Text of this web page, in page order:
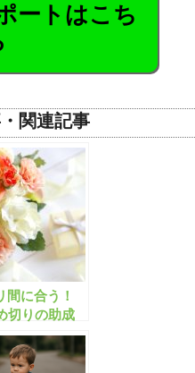
ートはこち
関連記事
間に合う！
切りの助成
金「全1283
ちら！【有料